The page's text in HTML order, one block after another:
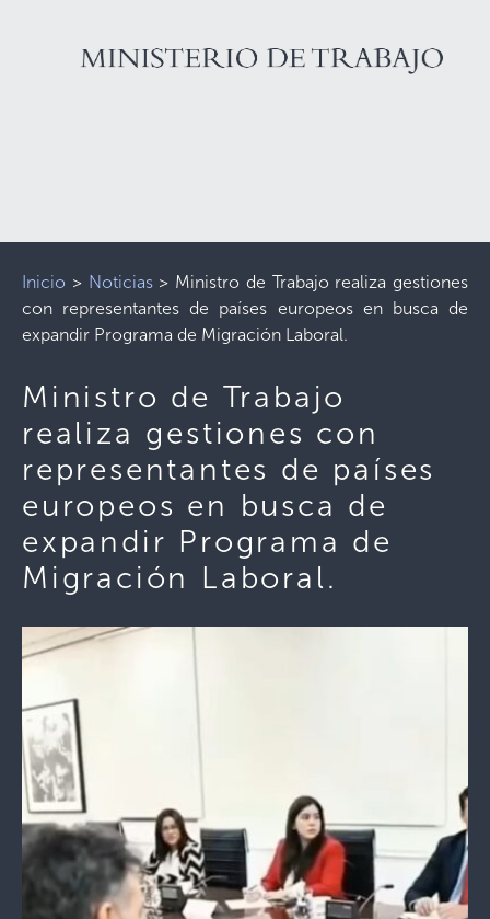
Inicio > Noticias> Ministro de Trabajo realiza gestiones
con representantes de países europeos en busca de
expandir Programa de Migración Laboral.
Ministro de Trabajo
realiza gestiones con
representantes de países
europeos en busca de
expandir Programa de
Migración Laboral.